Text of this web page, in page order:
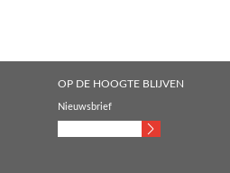
OP DE HOOGTE BLIJVEN
Nieuwsbrief